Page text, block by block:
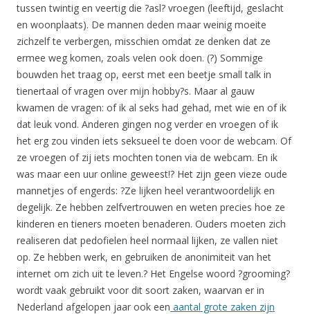
tussen twintig en veertig die ?asl? vroegen (leeftijd, geslacht
en woonplaats). De mannen deden maar weinig moeite
zichzelf te verbergen, misschien omdat ze denken dat ze
ermee weg komen, zoals velen ook doen. (?) Sommige
bouwden het traag op, eerst met een beetje small talk in
tienertaal of vragen over mijn hobby?s. Maar al gauw
kwamen de vragen: of ik al seks had gehad, met wie en of ik
dat leuk vond. Anderen gingen nog verder en vroegen of ik
het erg zou vinden iets seksueel te doen voor de webcam. Of
ze vroegen of zij iets mochten tonen via de webcam. En ik
was maar een uur online geweest!? Het zijn geen vieze oude
mannetjes of engerds: ?Ze lijken heel verantwoordelijk en
degelijk. Ze hebben zelfvertrouwen en weten precies hoe ze
kinderen en tieners moeten benaderen. Ouders moeten zich
realiseren dat pedofielen heel normaal lijken, ze vallen niet
op. Ze hebben werk, en gebruiken de anonimiteit van het
internet om zich uit te leven.? Het Engelse woord ?grooming?
wordt vaak gebruikt voor dit soort zaken, waarvan er in
Nederland afgelopen jaar ook een aantal grote zaken zijn